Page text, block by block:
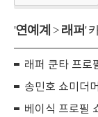
'연예계 > 래퍼'
래퍼 쿤타 프로
송민호 쇼미더
베이식 프로필